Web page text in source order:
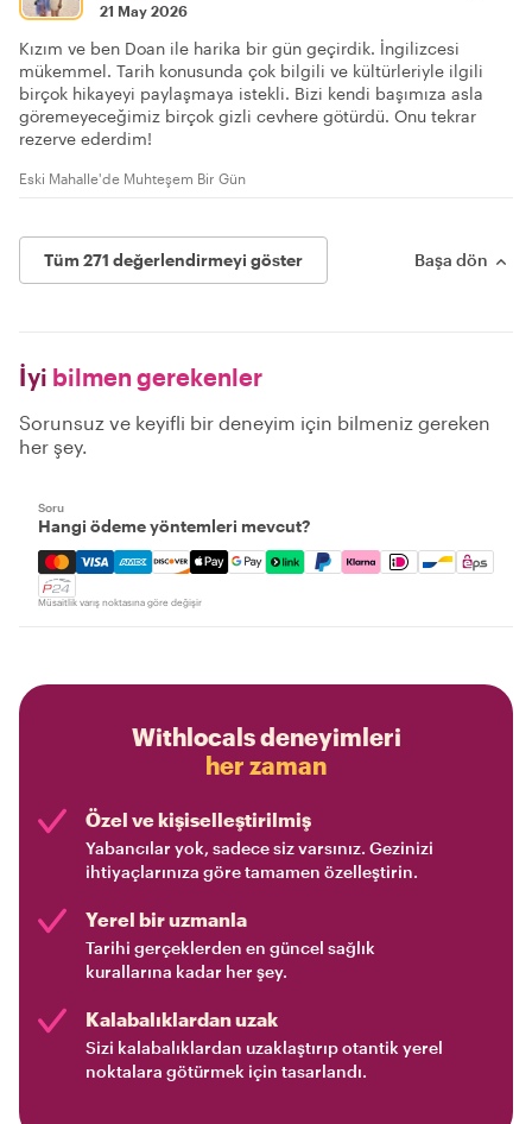
21 May 2026
Kızım ve ben Doan ile harika bir gün geçirdik. İngilizcesi
mükemmel. Tarih konusunda çok bilgili ve kültürleriyle ilgili
birçok hikayeyi paylaşmaya istekli. Bizi kendi başımıza asla
göremeyeceğimiz birçok gizli cevhere götürdü. Onu tekrar
rezerve ederdim!
Eski Mahalle'de Muhteşem Bir Gün
Tüm 271 değerlendirmeyi göster Başa dön
İyi bilmen gerekenler
Sorunsuz ve keyifli bir deneyim için bilmeniz gereken
her şey.
Soru
Hangi ödeme yöntemleri mevcut?
Mastercard, Visa, Amex, Discover, Apple Pay, Google
Müsaitlik varış noktasına göre değişir
Withlocals deneyimleri
her zaman
Özel ve kişiselleştirilmiş
Yabancılar yok, sadece siz varsınız. Gezinizi
ihtiyaçlarınıza göre tamamen özelleştirin.
Yerel bir uzmanla
Tarihi gerçeklerden en güncel sağlık
kurallarına kadar her şey.
Kalabalıklardan uzak
Sizi kalabalıklardan uzaklaştırıp otantik yerel
noktalara götürmek için tasarlandı.